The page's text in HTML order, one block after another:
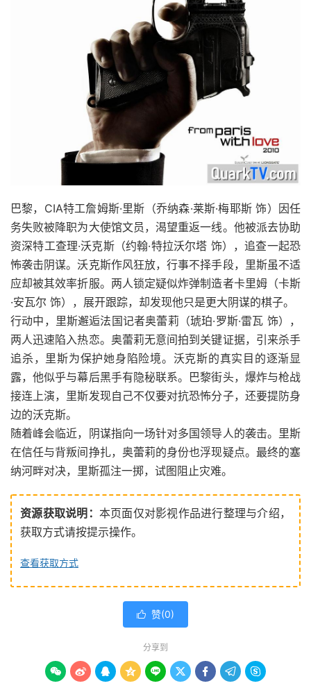
巴黎，CIA特工詹姆斯·里斯（乔纳森·莱斯·梅耶斯 饰）因任
务失败被降职为大使馆文员，渴望重返一线。他被派去协助
资深特工查理·沃克斯（约翰·特拉沃尔塔 饰），追查一起恐
怖袭击阴谋。沃克斯作风狂放，行事不择手段，里斯虽不适
应却被其效率折服。两人锁定疑似炸弹制造者卡里姆（卡斯
·安瓦尔 饰），展开跟踪，却发现他只是更大阴谋的棋子。
行动中，里斯邂逅法国记者奥蕾莉（琥珀·罗斯·雷瓦 饰），
两人迅速陷入热恋。奥蕾莉无意间拍到关键证据，引来杀手
追杀，里斯为保护她身陷险境。沃克斯的真实目的逐渐显
露，他似乎与幕后黑手有隐秘联系。巴黎街头，爆炸与枪战
接连上演，里斯发现自己不仅要对抗恐怖分子，还要提防身
边的沃克斯。
随着峰会临近，阴谋指向一场针对多国领导人的袭击。里斯
在信任与背叛间挣扎，奥蕾莉的身份也浮现疑点。最终的塞
纳河畔对决，里斯孤注一掷，试图阻止灾难。
资源获取说明： 本页面仅对影视作品进行整理与介绍，
获取方式请按提示操作。
查看获取方式
 赞(0)
分享到
        